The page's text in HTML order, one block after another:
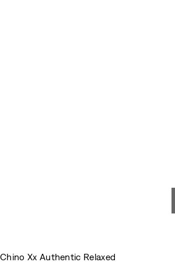
Chino Xx Authentic Relaxed